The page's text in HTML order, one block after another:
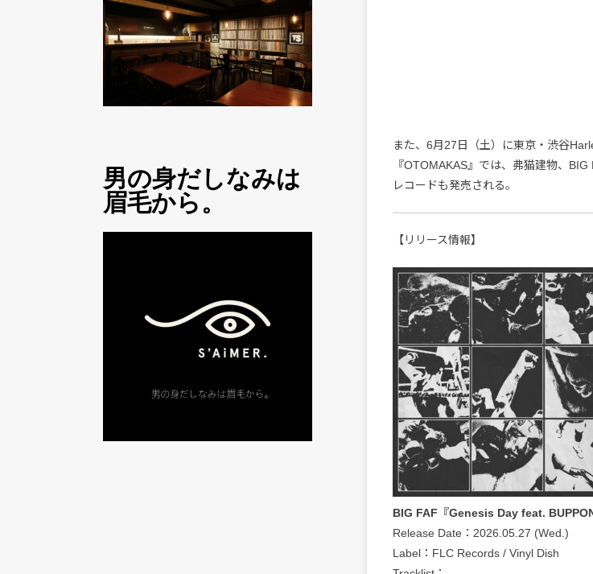
男の身だしなみは
眉毛から。
また、6月27日（土）に東京・渋谷
『OTOMAKAS』では、弗猫建物、
レコードも発売される。
【リリース情報】
BIG FAF『Genesis Day feat. BUPPON
Release Date：2026.05.27 (Wed.)
Label：FLC Records / Vinyl Dish